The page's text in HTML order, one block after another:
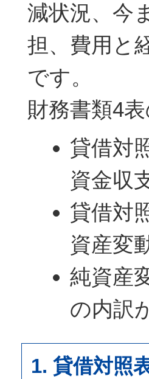
減状況、今
担、費用と
です。
財務書類4
貸借対
資金収
貸借対
資産変
純資産
の内訳
1. 貸借対照